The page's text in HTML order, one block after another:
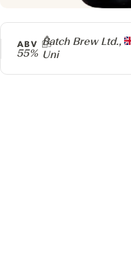
Producteur
Batch Brew Ltd.,
Uni
ABV
55%